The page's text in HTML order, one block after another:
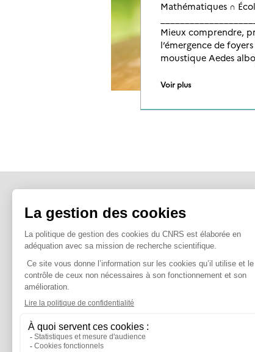
Mathématiques ∩
Mieux comprendre,
l’émergence de
moustique Aedes
Voir plus
Faire dialoguer les mathématiques
d’autres disciplines afin d’innover